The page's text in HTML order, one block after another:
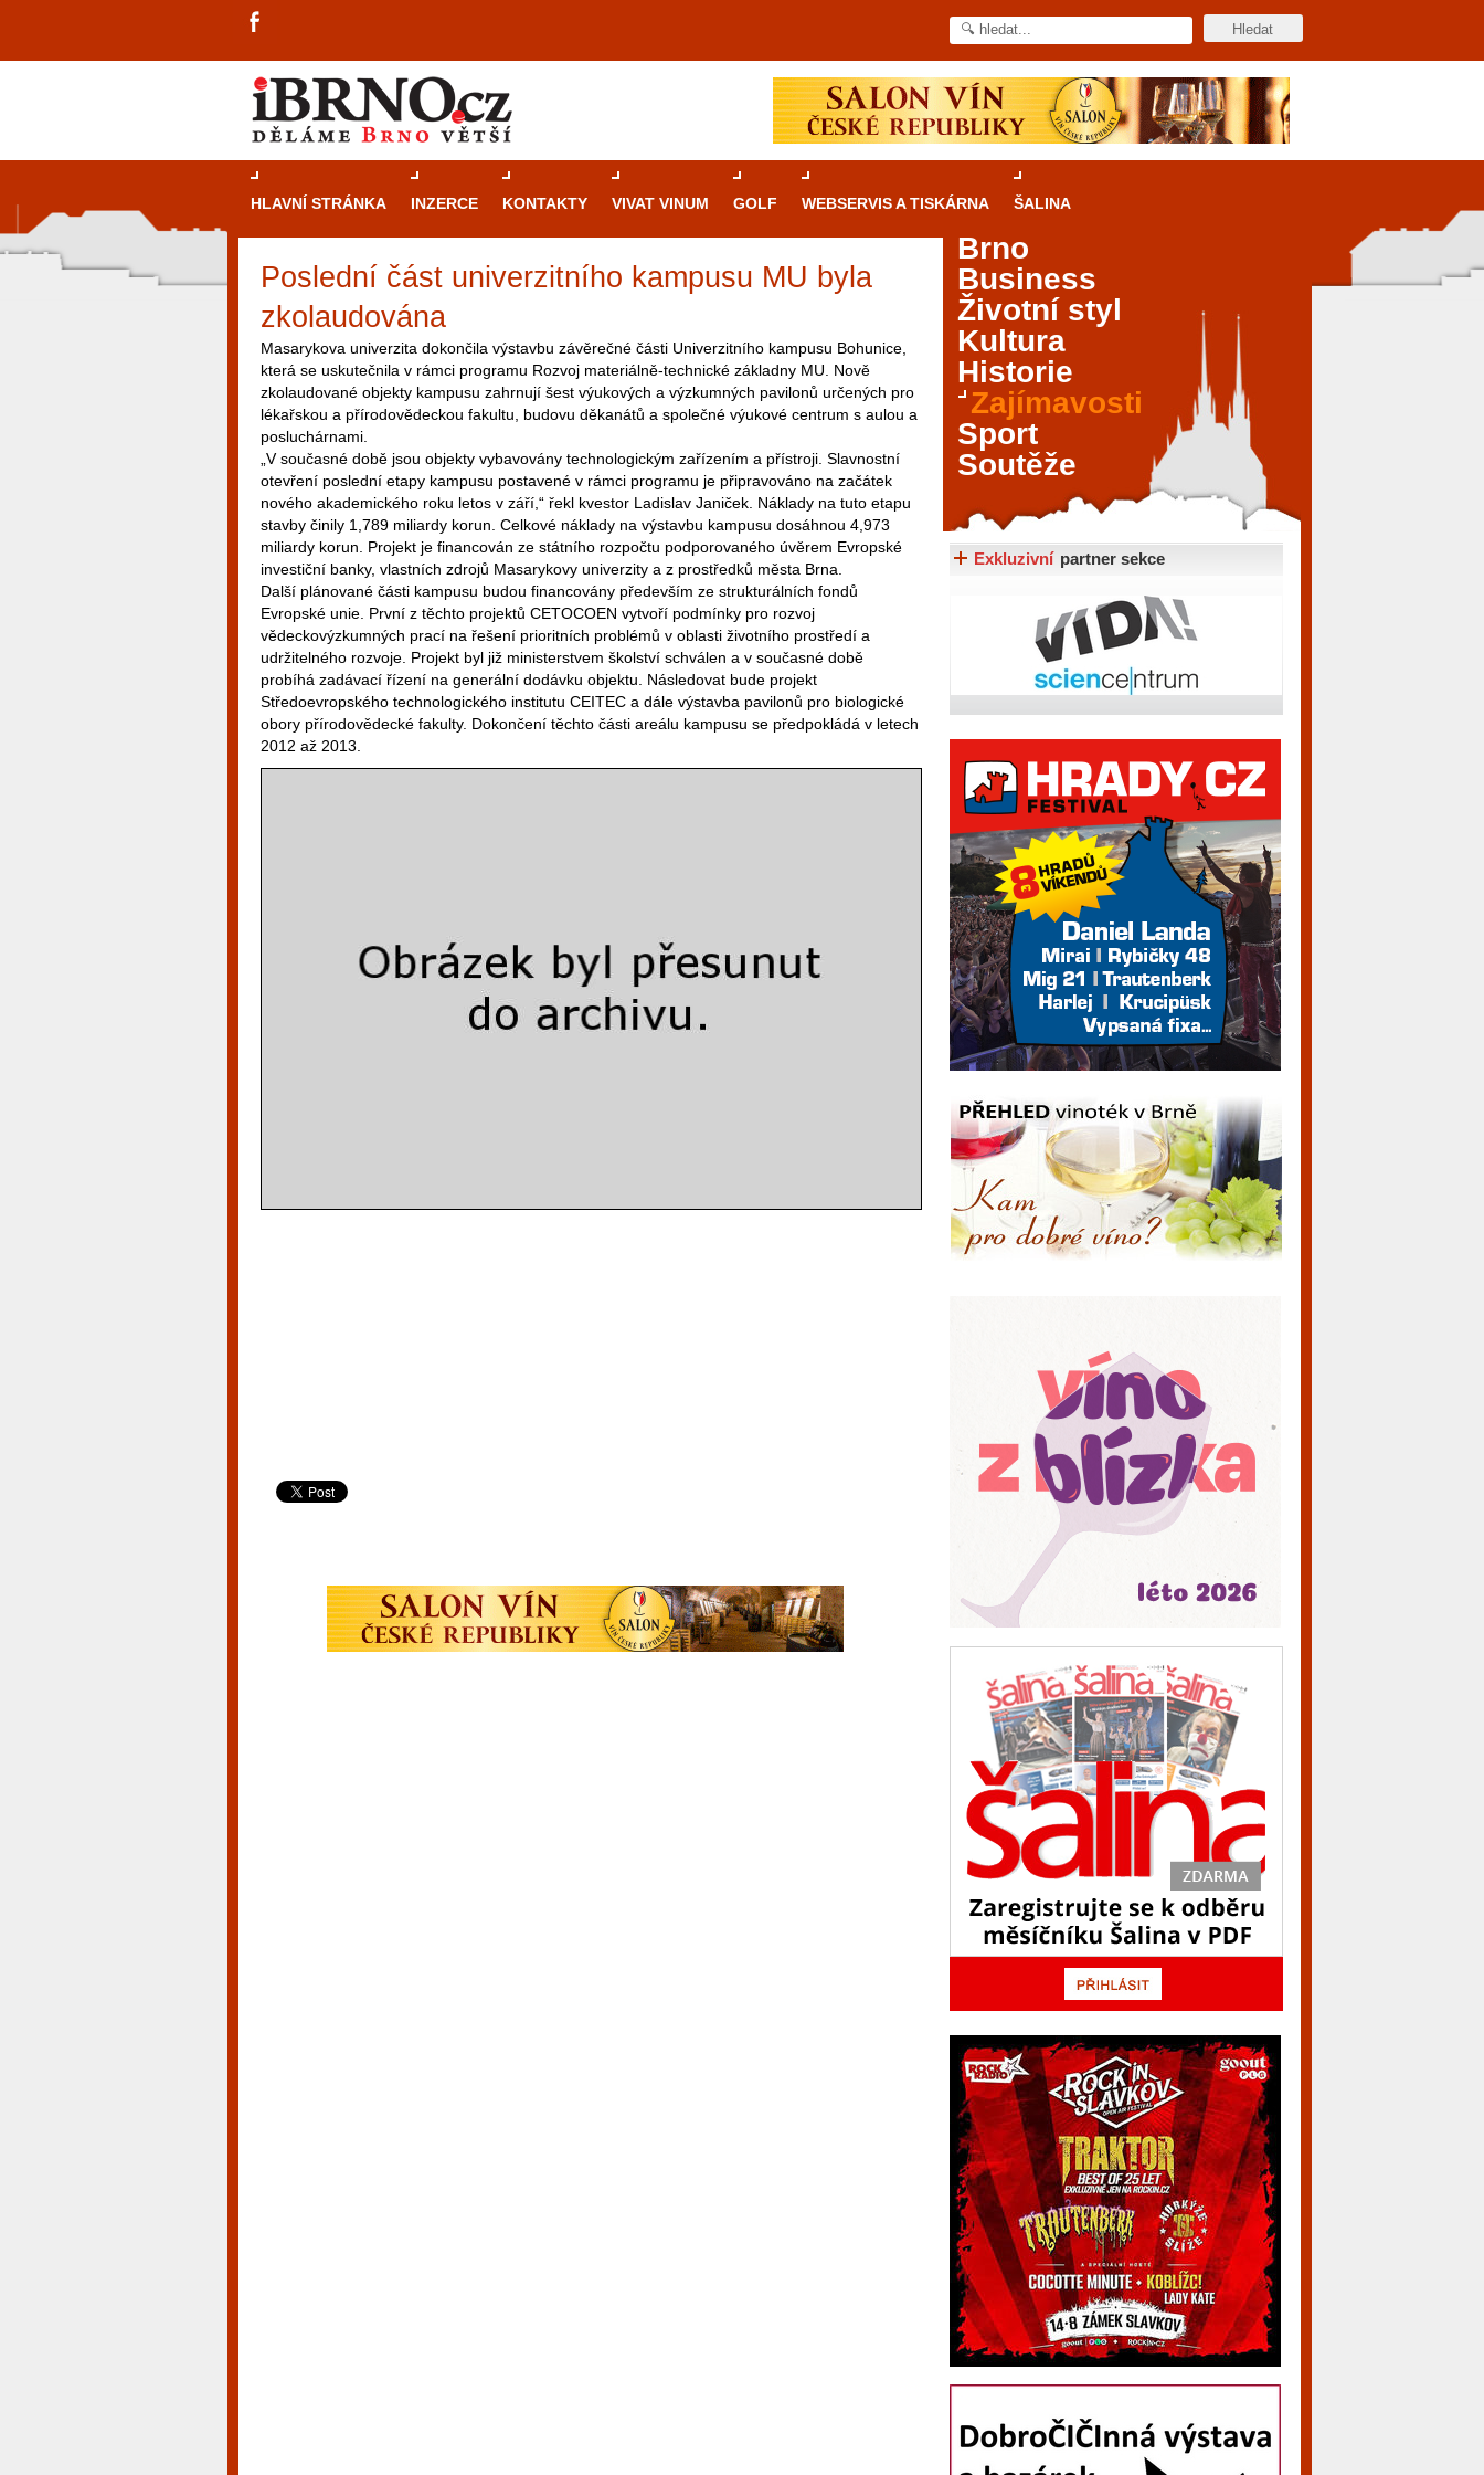
HLAVNÍ STRÁNKA INZERCE KONTAKTY VIVAT VINUM GOLF WEBSERVIS A TISKÁRNA ŠALINA
Poslední část univerzitního kampusu MU byla
zkolaudována
Masarykova univerzita dokončila výstavbu závěrečné části Univerzitního kampusu Bohunice,
která se uskutečnila v rámci programu Rozvoj materiálně-technické základny MU. Nově
zkolaudované objekty kampusu zahrnují šest výukových a výzkumných pavilonů určených pro
lékařskou a přírodovědeckou fakultu, budovu děkanátů a společné výukové centrum s aulou a
posluchárnami.
„V současné době jsou objekty vybavovány technologickým zařízením a přístroji. Slavnostní
otevření poslední etapy kampusu postavené v rámci programu je připravováno na začátek
nového akademického roku letos v září,“ řekl kvestor Ladislav Janiček. Náklady na tuto etapu
stavby činily 1,789 miliardy korun. Celkové náklady na výstavbu kampusu dosáhnou 4,973
miliardy korun. Projekt je financován ze státního rozpočtu podporovaného úvěrem Evropské
investiční banky, vlastních zdrojů Masarykovy univerzity a z prostředků města Brna.
Další plánované části kampusu budou financovány především ze strukturálních fondů
Evropské unie. První z těchto projektů CETOCOEN vytvoří podmínky pro rozvoj
vědeckovýzkumných prací na řešení prioritních problémů v oblasti životního prostředí a
udržitelného rozvoje. Projekt byl již ministerstvem školství schválen a v současné době
probíhá zadávací řízení na generální dodávku objektu. Následovat bude projekt
Středoevropského technologického institutu CEITEC a dále výstavba pavilonů pro biologické
obory přírodovědecké fakulty. Dokončení těchto části areálu kampusu se předpokládá v letech
2012 až 2013.
Průvodce kasinovými hrami v Brně: Od
Brno je městem známým pro zajímavé památky, skvělé
restaurace, divadla a univerzity. Mimo jiné je ale také
místem, kde si můžete legálně a bezpečně vyzkoušet
různé kasinové hry. V neustále kvetoucí moravské
rulety až po moderní automaty jak pro pravidelné
návštěvníky, tak pro příležitostné hráče. V...
Celý článek...
Brno
Business
Životní styl
Kultura
Historie
Zajímavosti
Sport
Soutěže
Exkluzivní partner sekce